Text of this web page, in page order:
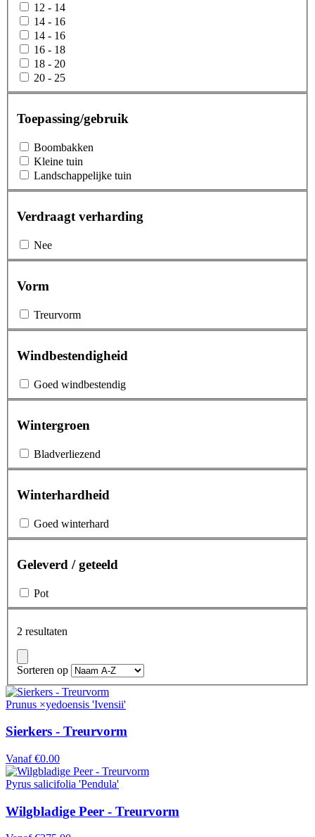
12 - 14
14 - 16
14 - 16
16 - 18
18 - 20
20 - 25
Toepassing/gebruik
Boombakken
Kleine tuin
Landschappelijke tuin
Verdraagt verharding
Nee
Vorm
Treurvorm
Windbestendigheid
Goed windbestendig
Wintergroen
Bladverliezend
Winterhardheid
Goed winterhard
Geleverd / geteeld
Pot
2 resultaten
Sorteren op
Prunus ×yedoensis 'Ivensii'
Sierkers - Treurvorm
Vanaf €0.00
Pyrus salicifolia 'Pendula'
Wilgbladige Peer - Treurvorm